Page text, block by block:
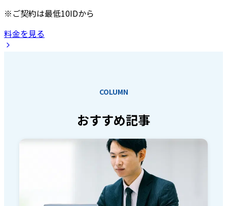
※ご契約は最低10IDから
料金を見る
COLUMN
おすすめ記事